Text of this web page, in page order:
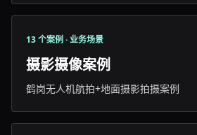
13 个案例 · 业务场景
摄影摄像案例
鹤岗无人机航拍+地面摄影拍摄案例